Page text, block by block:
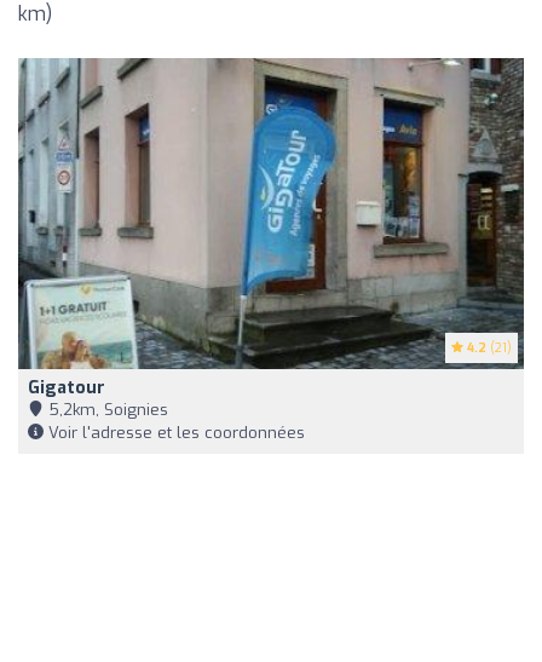
km)
4.2 (21)
Gigatour
5,2km, Soignies
Voir l'adresse et les coordonnées